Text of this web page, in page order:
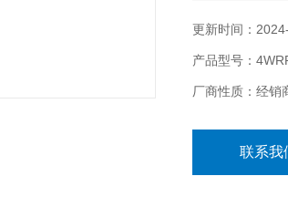
更新时间：
产品型号：
厂商性质：经销
联系我